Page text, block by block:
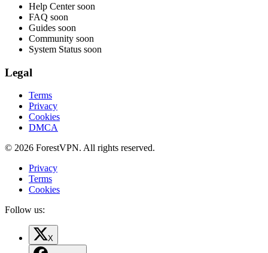
Help Center soon
FAQ soon
Guides soon
Community soon
System Status soon
Legal
Terms
Privacy
Cookies
DMCA
© 2026 ForestVPN. All rights reserved.
Privacy
Terms
Cookies
Follow us:
X